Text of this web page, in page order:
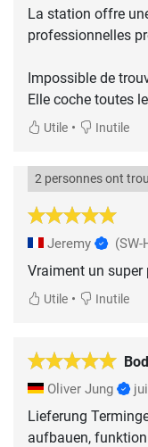
La station offre
professionnelles
Impossible de
Elle coche toutes
Utile • Inutile
2 personnes ont
Jeremy (SW-
Vraiment un
Utile • Inutile
Oliver Jung
Lieferung
aufbauen,